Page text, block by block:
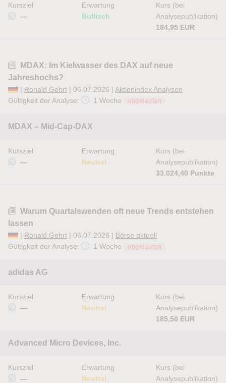
Kursziel
—
Erwartung
Bullisch
Kurs (bei
Analysepublikation)
184,95 EUR
MDAX: Im Kielwasser des DAX auf neue
Jahreshochs?
| Ronald Gehrt | 06.07.2026 | Aktienindex Analysen
Gültigkeit der Analyse:
1 Woche abgelaufen
MDAX – Mid-Cap-DAX
Kursziel
—
Erwartung
Neutral
Kurs (bei
Analysepublikation)
33.024,40 Punkte
Warum Quartalswenden oft neue Trends entstehen
lassen
| Ronald Gehrt | 06.07.2026 | Börse aktuell
Gültigkeit der Analyse:
1 Woche abgelaufen
adidas AG
Kursziel
—
Erwartung
Neutral
Kurs (bei
Analysepublikation)
185,50 EUR
Advanced Micro Devices, Inc.
Kursziel
—
Erwartung
Neutral
Kurs (bei
Analysepublikation)